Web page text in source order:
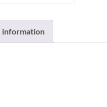
information